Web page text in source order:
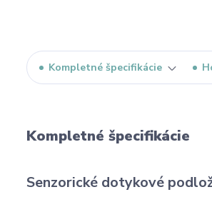
Kompletné špecifikácie
Kompletné špecifikácie
Senzorické dotykové